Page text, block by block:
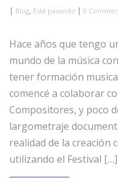
| Blog, Está pasando | 0
Hace años que tengo
mundo de la música
tener formación
comencé a colaborar
Compositores, y poco
largometraje
realidad de la creación
utilizando el Festival […]